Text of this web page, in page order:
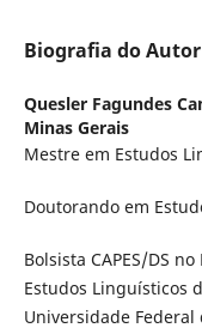
Biografia do Autor
Quesler Fagundes
Minas Gerais
Mestre em Estudos
Doutorando em
Bolsista CAPES/DS
Estudos Linguísticos
Universidade Federal